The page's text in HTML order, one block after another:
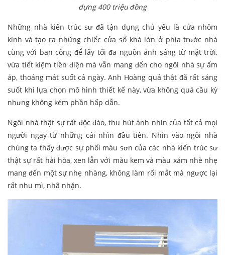
dựng 400 triệu đồng
Những nhà kiến trúc sư đã tận dụng chủ yếu là cửa nhôm
kính và tạo ra những chiếc cửa sổ khá lớn ở phía trước nhà
cùng với ban công để lấy tối đa nguồn ánh sáng từ mặt trời,
vừa tiết kiệm tiền điện mà vẫn mang đến cho ngôi nhà sự ấm
áp, thoáng mát suốt cả ngày. Anh Hoàng quả thật đã rất sáng
suốt khi lựa chọn mô hình thiết kế này, vừa không quá cầu kỳ
nhưng không kém phần hấp dẫn.
Ngôi nhà thật sự rất độc đáo, thu hút ánh nhìn của tất cả mọi
người ngay từ những cái nhìn đầu tiên. Nhìn vào ngôi nhà
chúng ta thấy được sự phối màu sơn của các nhà kiến trúc sư
thật sự rất hài hòa, xen lẫn với màu kem và màu xám nhè nhẹ
mang đến một sự nhẹ nhàng, không làm rối mắt mà ngược lại
rất nhu mì, nhã nhặn.